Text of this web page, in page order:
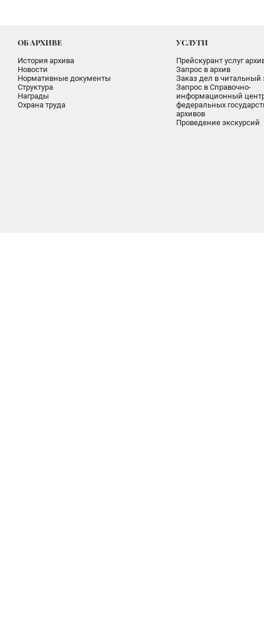
ОБ АРХИВЕ
История архива
Новости
Нормативные документы
Структура
Награды
Охрана труда
УСЛУГИ
Прейскурант услуг
Запрос в архив
Заказ дел в читальный
Запрос в Справочно-
информационный
федеральных
архивов
Проведение экскурсий